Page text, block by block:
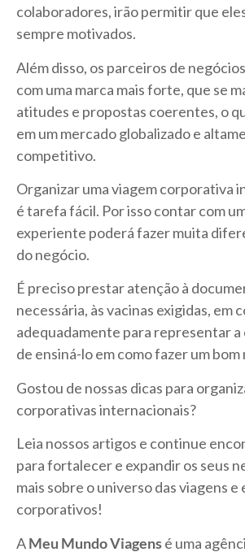
colaboradores,irão permitir que
sempre motivados.
Além disso, os parceiros de
com uma marca mais forte, que se
atitudes e propostas coerentes, o
em um mercado globalizado e
competitivo.
Organizar uma viagem corporativa
é tarefa fácil. Por isso contar com
experiente poderá fazer muita
do negócio.
É preciso prestar atenção à
necessária, às vacinas exigidas, em
adequadamente para representar a
de ensiná-lo em como fazer um
Gostou de nossas dicas para
corporativas internacionais?
Leia nossos artigos e continue
para fortalecer e expandir os seus
mais sobre o universo das viagens e
corporativos!
AMeu Mundo Viagensé uma